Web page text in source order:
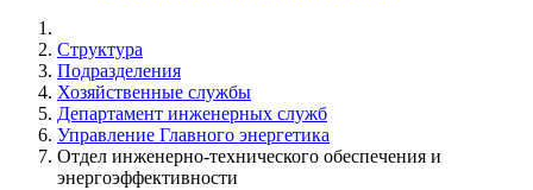
Структура
Подразделения
Хозяйственные службы
Департамент инженерных служб
Управление Главного энергетика
Отдел инженерно-технического обеспечения и
энергоэффективности